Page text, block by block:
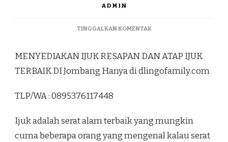
ADMIN
TINGGALKAN KOMENTARPADA
RESAPAN
ATAP
MENYEDIAKAN IJUK RESAPAN DAN ATAP IJUK
TERBAIK DI Jombang Hanya di dlingofamily.com
TLP/WA : 0895376117448
Ijuk adalah serat alam terbaik yang mungkin
cuma beberapa orang yang mengenal kalau serat